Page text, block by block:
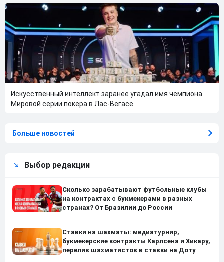
Искусственный интеллект заранее угадал имя чемпиона
Мировой серии покера в Лас-Вегасе
Больше новостей
Выбор редакции
Сколько зарабатывают футбольные клубы
на контрактах с букмекерами в разных
странах? От Бразилии до России
Ставки на шахматы: медиатурнир,
букмекерские контракты Карлсена и Хикару,
перелив шахматистов в ставки на Доту